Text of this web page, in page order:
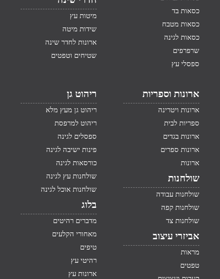
כסאות בד
כסאות מטבח
כסאות לגינה
שרפרפים
ספסלי עץ
מיטות עץ
שידות מיטה
ארונות לחדר שינה
שטיחים וטפטים
ארונות וספריות
ארונות ויטרינה
ספריות לבית
ארונות בגדים
ארונות ספרים
ארונות
שולחנות
שולחנות עבודה
שולחנות קפה
שולחנות צד
אביזרי עיצוב
מראות
טפטים
ריהוט גן
ריהוט גן מעץ מלא
ריהוט למרפסת
ספסלים לגינה
פינות ישיבה לגינה
כורסאות לגינה
שולחנות עץ לגינה
שולחנות אוכל לגינה
בלוג
מדברים רהיטים
מאחורי הקלעים
טיפים
רהיטי עץ
ארונות עץ